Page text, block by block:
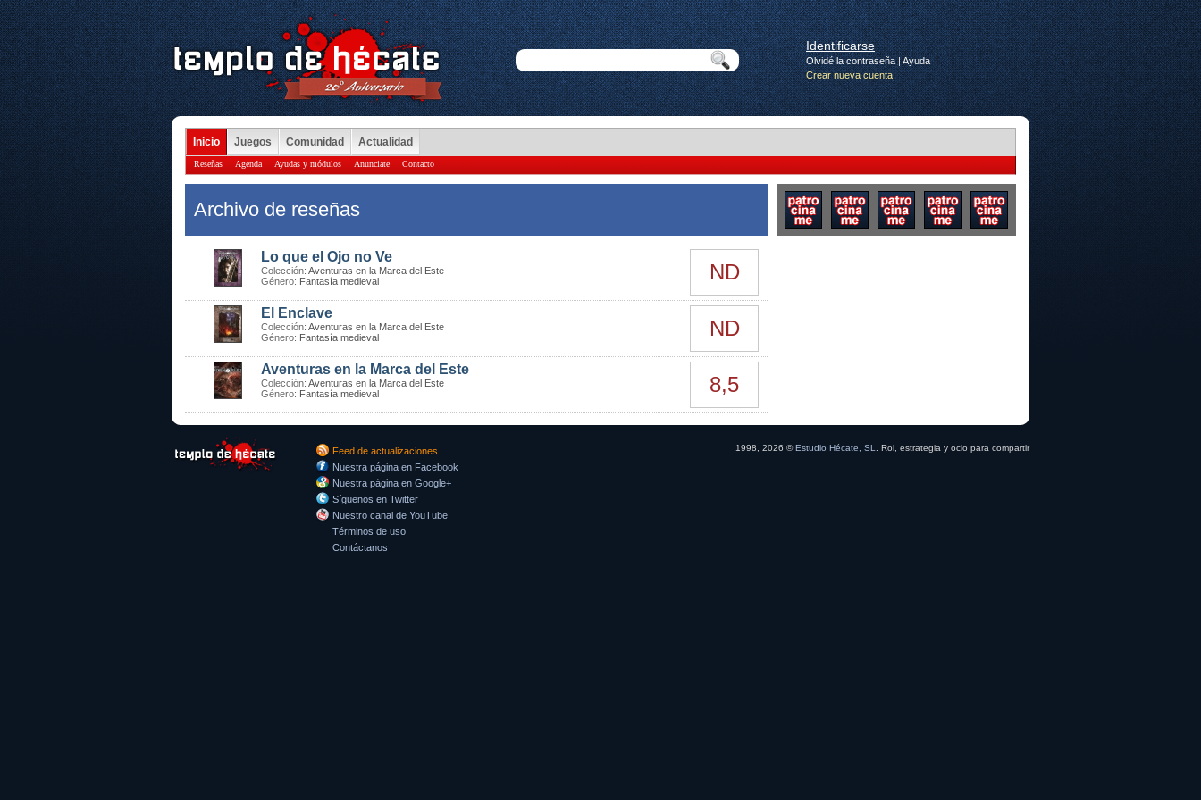
Identificarse
Olvidé la contraseña|Ayuda
Crear nueva cuenta
Inicio Juegos Comunidad Actualidad
Reseñas Agenda Ayudas y módulos Anunciate Contacto
Archivo de reseñas
Lo que el Ojo no Ve
Colección: Aventuras en la Marca del Este
Género: Fantasía medieval ND
El Enclave
Colección: Aventuras en la Marca del Este
Género: Fantasía medieval ND
Aventuras en la Marca del Este
Colección: Aventuras en la Marca del Este
Género: Fantasía medieval 8,5
Feed de actualizaciones
Nuestra página en Facebook
Nuestra página en Google+
Síguenos en Twitter
Nuestro canal de YouTube
Términos de uso
Contáctanos
1998, 2026 ©Estudio Hécate, SL . Rol, estrategia y ocio para compartir